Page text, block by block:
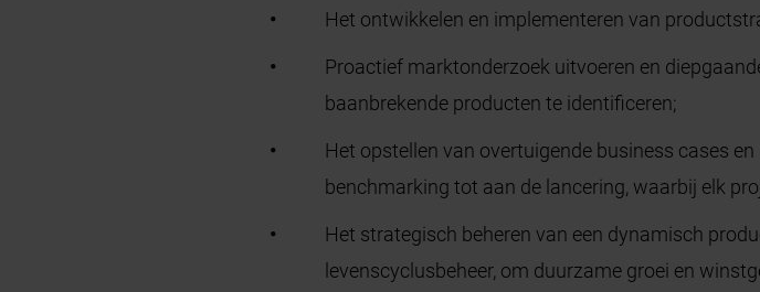
Het ontwikkelen en implementeren van
Proactief marktonderzoek uitvoeren en
baanbrekende producten te identificeren;
Het opstellen van overtuigende business cases
benchmarking tot aan de lancering, waarbij elk
Het strategisch beheren van een dynamisch
levenscyclusbeheer, om duurzame groei en